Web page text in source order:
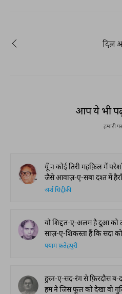
दिल
आप ये भी
हमारी
यूँ न कोई तिरी महफ़िल में
जैसे आवाज़-ए-सबा दश्त में हैराँ
अर्श सिद्दीक़ी
वो शिद्दत-ए-अलम है दुआ को
साज़-ए-शिकस्ता हैं कि सदा
पयाम फ़तेहपुरी
हुस्न-ए-सद-रंग से फ़िरदौस ब-
हम ने जिस फूल को देखा वो